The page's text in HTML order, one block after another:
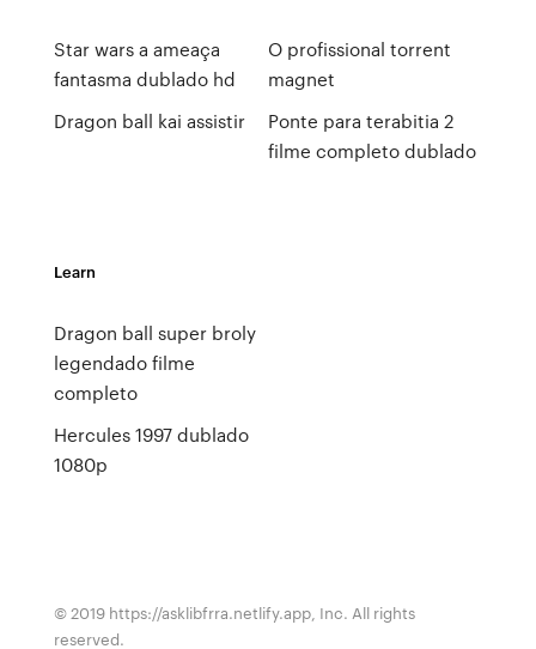
Star wars a ameaça
fantasma dublado hd
Dragon ball kai assistir
O profissional torrent
magnet
Ponte para terabitia 2
filme completo dublado
Learn
Dragon ball super broly
legendado filme
completo
Hercules 1997 dublado
1080p
© 2019 https://asklibfrra.netlify.app, Inc. All rights
reserved.